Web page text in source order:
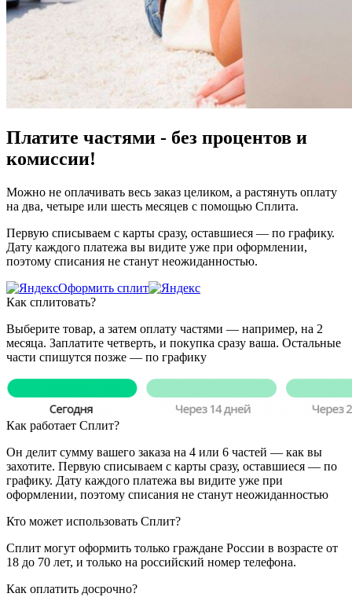
Платите частями - без процентов и
комиссии!
Можно не оплачивать весь заказ целиком, а растянуть оплату
на два, четыре или шесть месяцев с помощью Сплита.
Первую списываем с карты сразу, оставшиеся — по графику.
Дату каждого платежа вы видите уже при оформлении,
поэтому списания не станут неожиданностью.
Оформить сплит
Как сплитовать?
Выберите товар, а затем оплату частями — например, на 2
месяца. Заплатите четверть, и покупка сразу ваша. Остальные
части спишутся позже — по графику
Как работает Сплит?
Он делит сумму вашего заказа на 4 или 6 частей — как вы
захотите. Первую списываем с карты сразу, оставшиеся — по
графику. Дату каждого платежа вы видите уже при
оформлении, поэтому списания не станут неожиданностью
Кто может использовать Сплит?
Сплит могут оформить только граждане России в возрасте от
18 до 70 лет, и только на российский номер телефона.
Как оплатить досрочно?